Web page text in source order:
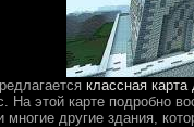
классная
На этой карте подробно
многие другие здания,